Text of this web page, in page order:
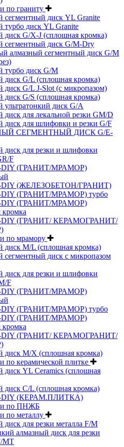
по граниту
сегментный диск YL Granite
турбо диск YL Granite
диск G/X-J (сплошная кромка)
сегментный диск G/M-Dry
алмазный сегментный диск G/M
турбо диск G/M
диск G/L (сплошная кромка)
диск G/L J-Slot (с микропазом)
диск G/S (сплошная кромка)
ультратонкий диск G/A
диск для лекальной резки GM/D
диск для шлифовки и резки G/F
СЕГМЕНТНЫЙ ДИСК G/E-
диск для резки и шлифовки
F
DIY (ГРАНИТ/МРАМОР)
DIY (ЖЕЛЕЗОБЕТОН/ГРАНИТ)
DIY (ГРАНИТ/МРАМОР) турбо
DIY (ГРАНИТ/МРАМОР)
кромка
DIY (ГРАНИТ/ КЕРАМОГРАНИТ/
по мрамору
диск M/L (сплошная кромка)
сегментный диск с микропазом
диск для резки и шлифовки
F
DIY (ГРАНИТ/МРАМОР)
DIY (ГРАНИТ/МРАМОР) турбо
DIY (ГРАНИТ/МРАМОР)
кромка
DIY (ГРАНИТ/ КЕРАМОГРАНИТ/
диск M/X (сплошная кромка)
по керамической плитке
диск YL Ceramics (сплошная
диск C/L (сплошная кромка)
DIY (КЕРАМ.ПЛИТКА)
по ПНЖБ
по металлу
для резки металла F/M
алмазный диск для резки
MT